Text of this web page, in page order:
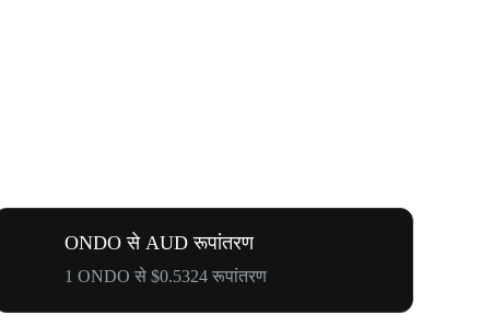
ONDO से AUD रूपांतरण
1 ONDO से $0.5324 रूपांतरण